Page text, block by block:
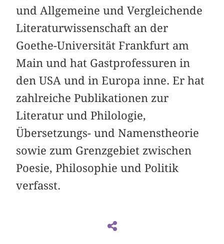
und Allgemeine und Vergleichende
Literaturwissenschaft an der
Goethe-Universität Frankfurt am
Main und hat Gastprofessuren in
den USA und in Europa inne. Er hat
zahlreiche Publikationen zur
Literatur und Philologie,
Übersetzungs- und Namenstheorie
sowie zum Grenzgebiet zwischen
Poesie, Philosophie und Politik
verfasst.